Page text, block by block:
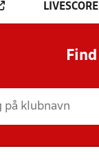
LIVESCORE